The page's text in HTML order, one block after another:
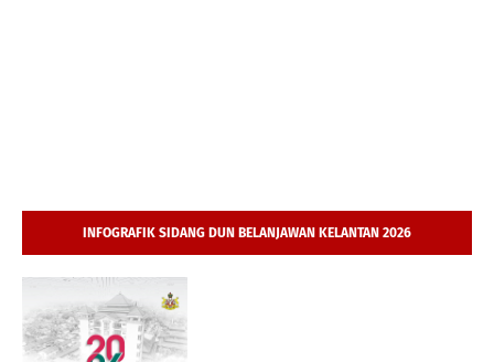
INFOGRAFIK SIDANG DUN BELANJAWAN KELANTAN 2026